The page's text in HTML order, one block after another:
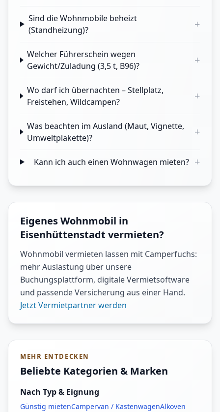
Sind die Wohnmobile beheizt
(Standheizung)?
+
Welcher Führerschein wegen
Gewicht/Zuladung (3,5 t, B96)?
+
Wo darf ich übernachten – Stellplatz,
Freistehen, Wildcampen?
+
Was beachten im Ausland (Maut, Vignette,
Umweltplakette)?
+
Kann ich auch einen Wohnwagen mieten? +
Eigenes Wohnmobil in
Eisenhüttenstadt vermieten?
Wohnmobil vermieten lassen mit Camperfuchs:
mehr Auslastung über unsere
Buchungsplattform, digitale Vermietsoftware
und passende Versicherung aus einer Hand.
Jetzt Vermietpartner werden
MEHR ENTDECKEN
Beliebte Kategorien & Marken
Nach Typ & Eignung
Günstig mietenCampervan / KastenwagenAlkoven